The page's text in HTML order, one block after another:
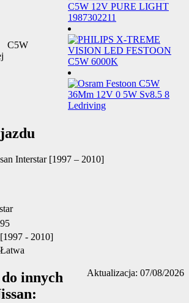
C5W
Interstar [1997 – 2010]
95
[1997 - 2010]
Łatwa
Aktualizacja: 07/08/2026
innych